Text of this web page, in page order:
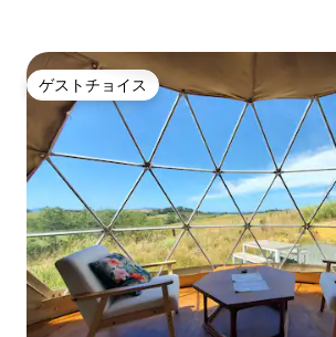
ゲストチョイス
ゲストチョイス